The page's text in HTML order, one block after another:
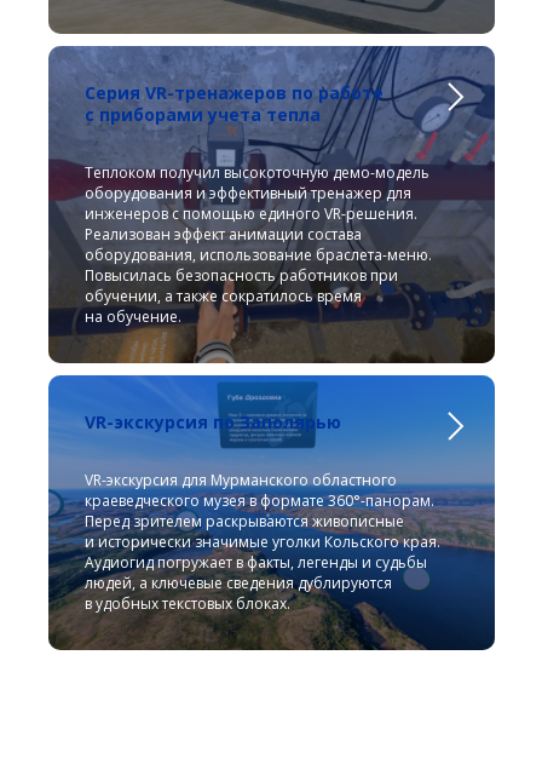
Серия VR-тренажеров по работе
с приборами учета тепла
Теплоком получил высокоточную демо-модель
оборудования и эффективный тренажер для
инженеров с помощью единого VR-решения.
Реализован эффект анимации состава
оборудования, использование браслета-меню.
Повысилась безопасность работников при
обучении, а также сократилось время
на обучение.
VR-экскурсия по Заполярью
VR-экскурсия для Мурманского областного
краеведческого музея в формате 360°‑панорам.
Перед зрителем раскрываются живописные
и исторически значимые уголки Кольского края.
Аудиогид погружает в факты, легенды и судьбы
людей, а ключевые сведения дублируются
в удобных текстовых блоках.